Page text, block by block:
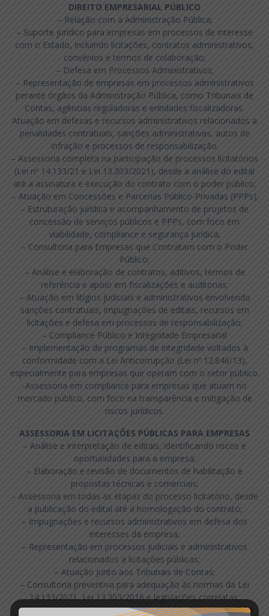
DIREITO EMPRESARIAL PÚBLICO
– Relação com a Administração Pública;
– Suporte jurídico para empresas em processos de interesse
com o Estado, incluindo licitações, contratos administrativos,
convênios e termos de colaboração;
– Defesa em Processos Administrativos;
– Representação de empresas em processos administrativos
perante órgãos da Administração Pública, como Tribunais de
Contas, agências reguladoras e entidades fiscalizadoras.
Atuação em defesas e recursos administrativos relacionados a
penalidades contratuais, sanções administrativas, autos de
infração e processos de responsabilização.
– Assessoria completa na participação de processos licitatórios
(Lei nº 14.133/21 e Lei 13.303/2021), desde a análise do edital
até a assinatura e execução do contrato com o poder público;
– Atuação em Concessões e Parcerias Público-Privadas (PPPs);
– Estruturação jurídica e acompanhamento de projetos de
concessão de serviços públicos e PPPs, com foco em
viabilidade, compliance e segurança jurídica;
– Consultoria para Empresas que Contratam com o Poder
Público;
– Análise e elaboração de contratos, aditivos, termos de
referência e apoio em fiscalizações e auditorias;
– Atuação em litígios judiciais e administrativos envolvendo
sanções contratuais, impugnações de editais, recursos em
licitações e defesa em processos de responsabilização;
– Compliance Público e Integridade Empresarial
– Implementação de programas de integridade voltados à
conformidade com a Lei Anticorrupção (Lei nº 12.846/13),
especialmente para empresas que operam com o setor público.
-Assessoria em compliance para empresas que atuam no
mercado público, com foco na transparência e mitigação de
riscos jurídicos.
ASSESSORIA EM LICITAÇÕES PÚBLICAS PARA EMPRESAS
– Análise e interpretação de editais, identificando riscos e
oportunidades para a empresa;
– Elaboração e revisão de documentos de habilitação e
propostas técnicas e comerciais;
– Assessoria em todas as etapas do processo licitatório, desde
a publicação do edital até a homologação do contrato;
– Impugnações e recursos administrativos em defesa dos
interesses da empresa;
– Representação em processos judiciais e administrativos
relacionados a licitações públicas;
– Atuação junto aos Tribunais de Contas;
– Consultoria preventiva para adequação às normas da Lei
14.133/2021, Lei 13.303/2016 e legislações correlatas;
-Treinamento para equipes internas sobre a participação em